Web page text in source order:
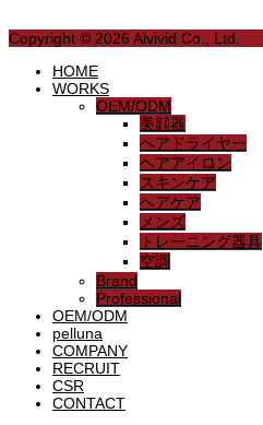
Copyright © 2026 Aivivid Co., Ltd.
HOME
WORKS
OEM/ODM
美顔器
ヘアドライヤー
ヘアアイロン
スキンケア
ヘアケア
メンズ
トレーニング器具
空調
Brand
Professional
OEM/ODM
pelluna
COMPANY
RECRUIT
CSR
CONTACT